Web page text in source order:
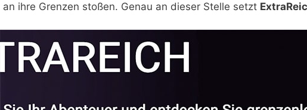
ihre Grenzen stoßen. Genau an dieser Stelle setzt